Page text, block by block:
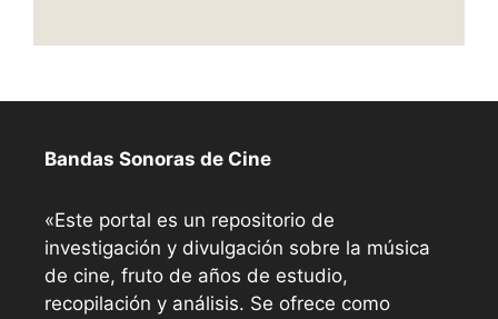
Bandas Sonoras de Cine
«Este portal es un repositorio de
investigación y divulgación sobre la música
de cine, fruto de años de estudio,
recopilación y análisis. Se ofrece como